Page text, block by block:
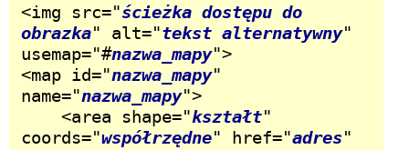
<img src="ścieżka dostępu do
obrazka" alt="tekst alternatywny"
usemap="#nazwa_mapy">
<map id="nazwa_mapy"
name="nazwa_mapy">
	<area shape="
kształt"
coords="współrzędne" href="adres"